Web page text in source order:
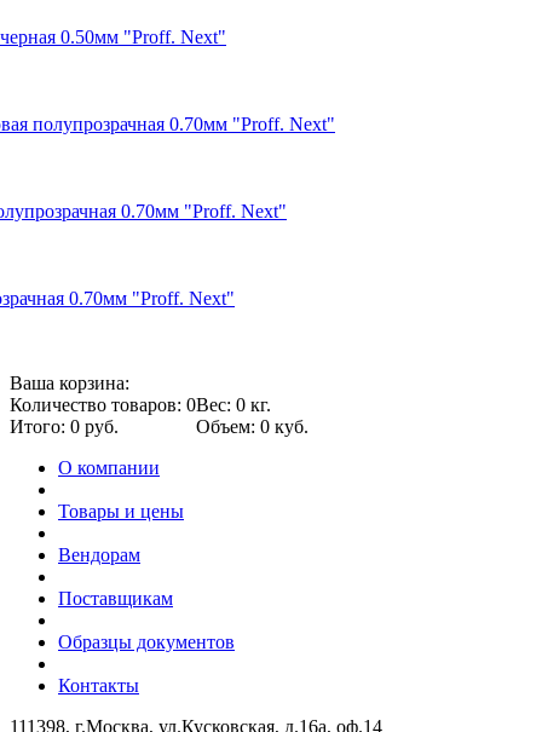
0.50мм "Proff. Next"
полупрозрачная 0.70мм "Proff. Next"
0.70мм "Proff. Next"
0.70мм "Proff. Next"
Ваша корзина:
Количество товаров: 0Вес: 0 кг.
Итого: 0 руб.
Объем: 0 куб.
О компании
Товары и цены
Вендорам
Поставщикам
Образцы документов
Контакты
111398, г.Москва, ул.Кусковская, д.16а, оф.14